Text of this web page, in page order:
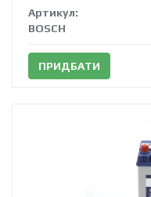
Артикул:
BOSCH
ПРИДБАТИ